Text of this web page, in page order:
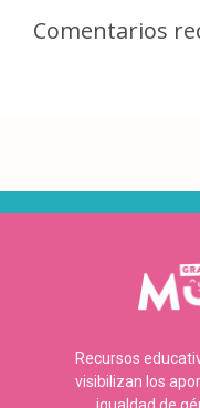
Comentarios
Recursos
visibilizan los
igualdad de